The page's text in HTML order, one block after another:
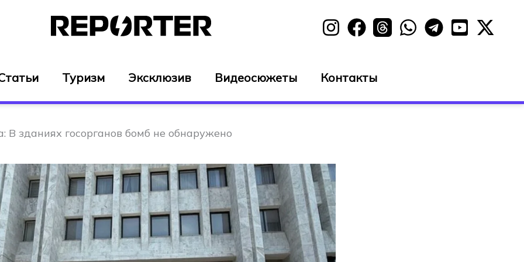
Туризм Эксклюзив Видеосюжеты Контакты
В зданиях госорганов бомб не обнаружено